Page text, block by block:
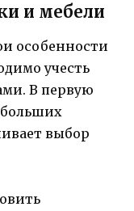
и мебели
особенности
учесть
В первую
выбор